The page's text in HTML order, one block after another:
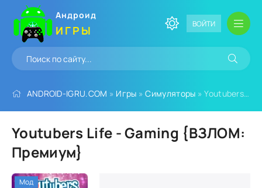
Андроид
ИГРЫ ВОЙТИ
ANDROID-IGRU.COM » Игры »Симуляторы » Youtubers Life - Gaming {ВЗЛОМ: Премиум}
Youtubers Life - Gaming {ВЗЛОМ:
Премиум}
Мод